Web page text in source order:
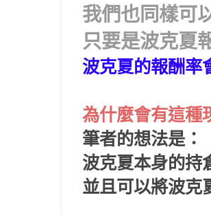
我們也同樣可
只要是波克夏
波克夏的報酬率
為什麼會有這種
筆者的想法是：
波克夏本身的持
並且可以將波克